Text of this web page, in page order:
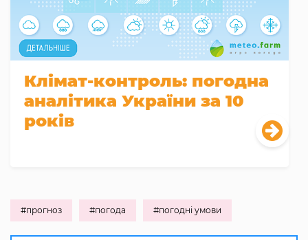
Клімат-контроль: погодна
аналітика України за 10
років
#прогноз #погода #погодні умови